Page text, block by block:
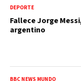
DEPORTE
Fallece Jorge
argentino
BBC NEWS MUNDO